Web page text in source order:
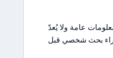
عامة ولا يُعدّ
بحث شخصي قبل